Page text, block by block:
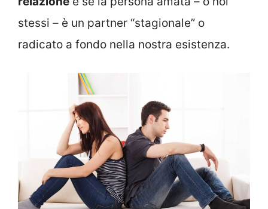
stessi – è un partner “stagionale” o
radicato a fondo nella nostra esistenza.